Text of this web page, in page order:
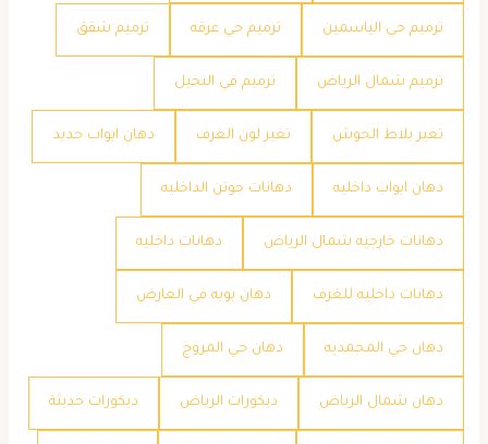
ترميم حي الياسمين ترميم حي عرقه ترميم شقق
ترميم شمال الرياض ترميم في النخيل
تغير بلاط الحوش تغير لون الغرف دهان ابواب حديد
دهان ابواب داخليه دهانات جوتن الداخليه
دهانات خارجيه شمال الرياض دهانات داخليه
دهانات داخليه للغرف دهان بويه في العارض
دهان حي المحمديه دهان حي المروج
دهان شمال الرياض ديكورات الرياض ديكورات حديثة